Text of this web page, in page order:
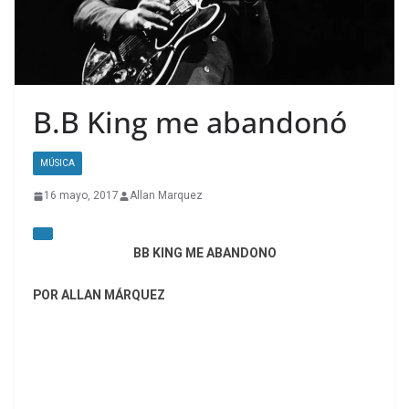
B.B King me abandonó
MÚSICA
16 mayo, 2017 Allan Marquez
BB KING ME ABANDONO
POR ALLAN MÁRQUEZ